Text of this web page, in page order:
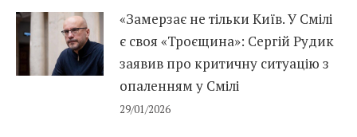
«Замерзає не тільки Київ. У Смілі
є своя «Троєщина»: Сергій Рудик
заявив про критичну ситуацію з
опаленням у Смілі
29/01/2026